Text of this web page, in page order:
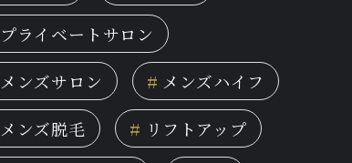
プライベートサロン
メンズサロン # メンズハイフ
メンズ脱毛 # リフトアップ